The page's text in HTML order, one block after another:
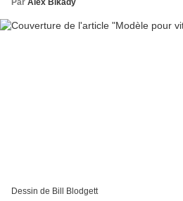
Par Alex Bikady
Dessin de Bill Blodgett